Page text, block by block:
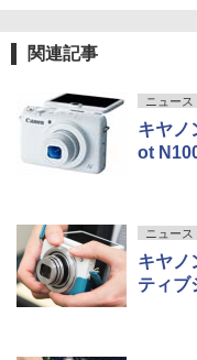
関連記事
ニュース
キヤノ
ot
ニュース
キヤノ
ティブ